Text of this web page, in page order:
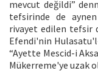
mevcut değildi”
tefsirinde de
rivayet edilen tefsir
Efendi'nin
“Ayette Mescid-i
Mükerreme'ye uzak